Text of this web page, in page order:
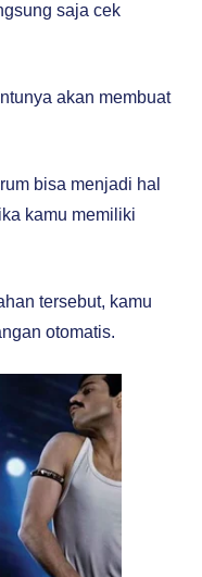
saja cek
akan membuat
bisa menjadi hal
kamu memiliki
tersebut, kamu
otomatis.